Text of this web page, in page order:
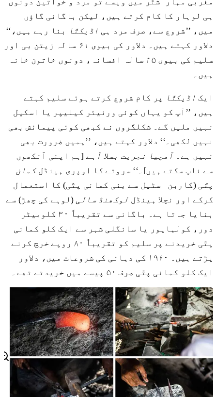
ہی لوہار کا کام کرتے ہیں، لیکن باگانی گاؤں
میں، ’’شروع سے، صرف مرد ہی اڈیکتّا
بنا رہے ہیں،‘‘
دلاور کہتے ہیں۔ دلاور کی بیوی ۶۱ سالہ زیتن بی اور
سلیم کی بیوی ۳۵ سالہ افسانہ، دونوں خاتون خانہ
ہیں۔
ایک اڈیکتّا
پر کام شروع کرتے ہوئے سلیم کہتے
ہیں، ’’آپ کو یہاں کوئی ورنیئر کیلیپر یا اسکیل
نہیں ملیں گے۔ شکلگروں نے کبھی کوئی پیمائش بھی
نہیں لکھی۔‘‘ دلاور کہتے ہیں، ’’ہمیں ضرورت بھی
نہیں ہے۔آمچیا نجریت بسلا آہے [ہم اپنی آنکھوں
سے ناپ سکتے ہیں]۔‘‘ سروتے کا اوپری ہینڈلکمان
پتّی (کاربن اسٹیل سے بنی کمانی پتّی) کا استعمال
کرکے اور نچلا ہینڈل لوکھنڈ سالی (لوہے کی چھڑ) سے
بنایا جاتا ہے۔ باگانی سے تقریباً ۳۰ کلومیٹر
دور، کولہاپور یا سانگلی شہر سے ایک کلو کمانی
پتّی خریدنے پر سلیم کو تقریباً ۸۰ روپے خرچ کرنے
پڑتے ہیں۔ ۱۹۶۰ کی دہائی کی شروعات میں، دلاور
ایک کلو کمانی پتّی صرف ۵۰ پیسے میں خریدتے تھے۔